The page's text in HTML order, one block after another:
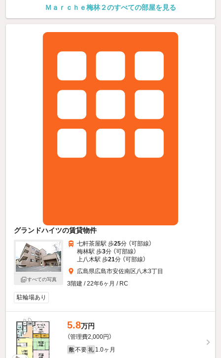
Ｍａｒｃｈｅ梅林２のすべての部屋を見る
グランドハイツの賃貸物件
すべての写真
七軒茶屋駅 歩25分 （可部線）
梅林駅 歩3分 （可部線）
上八木駅 歩21分 （可部線）
広島県広島市安佐南区八木3丁目
3階建 / 22年6ヶ月 / RC
駐輪場あり
5.8万円
（管理費2,000円）
敷 不要 礼 1.0ヶ月